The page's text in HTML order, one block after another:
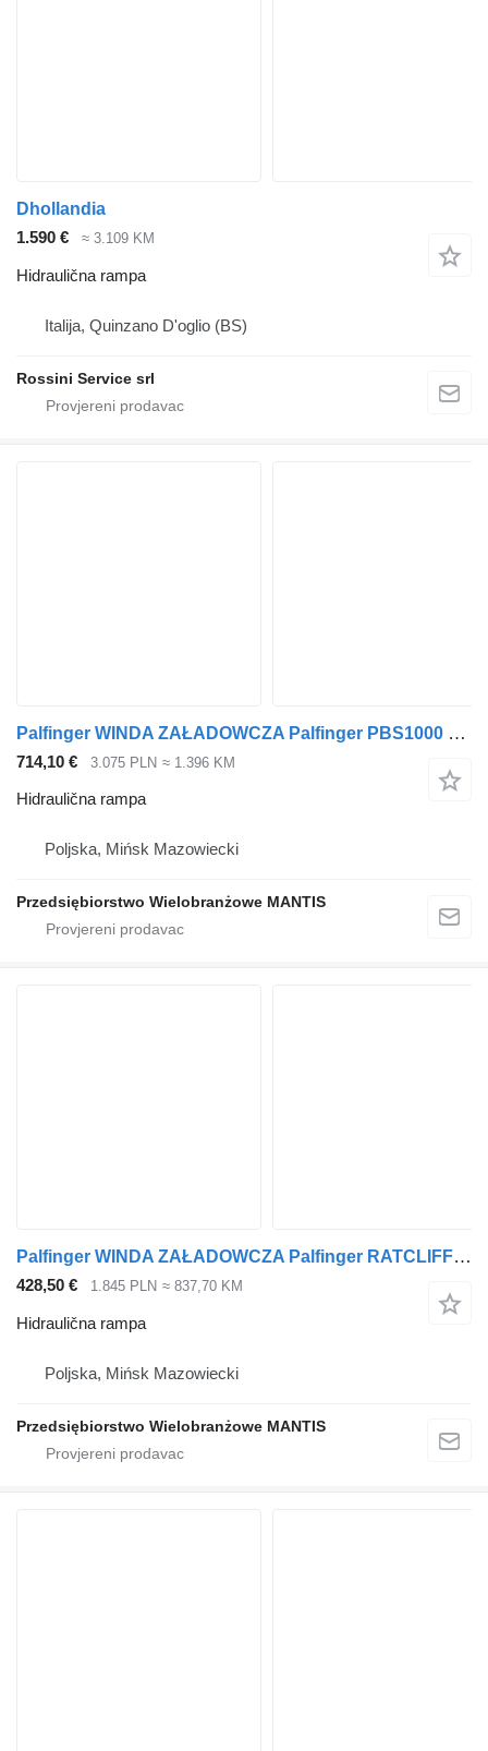
Dhollandia
1.590 €
≈ 3.109 KM
Hidraulična rampa
Italija, Quinzano D'oglio (BS)
Rossini Service srl
Palfinger WINDA ZAŁADOWCZA Palfinger PBS1000 1000KG 250x180
714,10 € 3.075 PLN ≈ 1.396 KM
Hidraulična rampa
Poljska, Mińsk Mazowiecki
Przedsiębiorstwo Wielobranżowe MANTIS
Palfinger WINDA ZAŁADOWCZA Palfinger RATCLIFF 250x104
428,50 € 1.845 PLN ≈ 837,70 KM
Hidraulična rampa
Poljska, Mińsk Mazowiecki
Przedsiębiorstwo Wielobranżowe MANTIS